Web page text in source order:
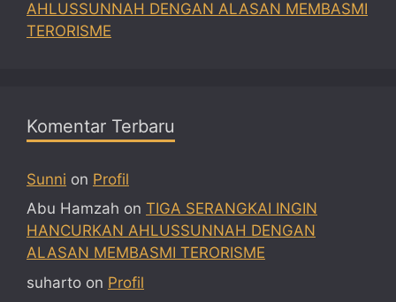
AHLUSSUNNAH DENGAN ALASAN MEMBASMI
TERORISME
Komentar Terbaru
Sunni on Profil
Abu Hamzah on TIGA SERANGKAI INGIN
HANCURKAN AHLUSSUNNAH DENGAN
ALASAN MEMBASMI TERORISME
suharto on Profil